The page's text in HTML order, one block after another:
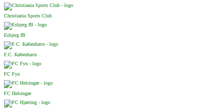
Christiania Sports Club
Esbjerg fB
F.C. København
FC Fyn
FC Helsingør